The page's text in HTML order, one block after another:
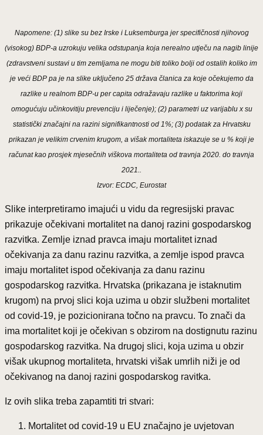
Napomene: (1) slike su bez Irske i Luksemburga jer specifičnosti njihovog
(visokog) BDP-a uzrokuju velika odstupanja koja nerealno utječu na nagib linije
(zdravstveni sustavi u tim zemljama ne mogu biti toliko bolji od ostalih koliko im
je veći BDP pa je na slike uključeno 25 država članica za koje očekujemo da
razlike u realnom BDP-u per capita odražavaju razlike u faktorima koji
omogućuju učinkovitiju prevenciju i liječenje); (2) parametri uz varijablu x su
statistički značajni na razini signifikantnosti od 1%; (3) podatak za Hrvatsku
prikazan je velikim crvenim krugom, a višak mortaliteta iskazuje se u % koji je
računat kao prosjek mjesečnih viškova mortaliteta od travnja 2020. do travnja
2021..
Izvor: ECDC, Eurostat
Slike interpretiramo imajući u vidu da regresijski pravac
prikazuje očekivani mortalitet na danoj razini gospodarskog
razvitka. Zemlje iznad pravca imaju mortalitet iznad
očekivanja za danu razinu razvitka, a zemlje ispod pravca
imaju mortalitet ispod očekivanja za danu razinu
gospodarskog razvitka. Hrvatska (prikazana je istaknutim
krugom) na prvoj slici koja uzima u obzir službeni mortalitet
od covid-19, je pozicionirana točno na pravcu. To znači da
ima mortalitet koji je očekivan s obzirom na dostignutu razinu
gospodarskog razvitka. Na drugoj slici, koja uzima u obzir
višak ukupnog mortaliteta, hrvatski višak umrlih niži je od
očekivanog na danoj razini gospodarskog ravitka.
Iz ovih slika treba zapamtiti tri stvari:
Mortalitet od covid-19 u EU značajno je uvjetovan